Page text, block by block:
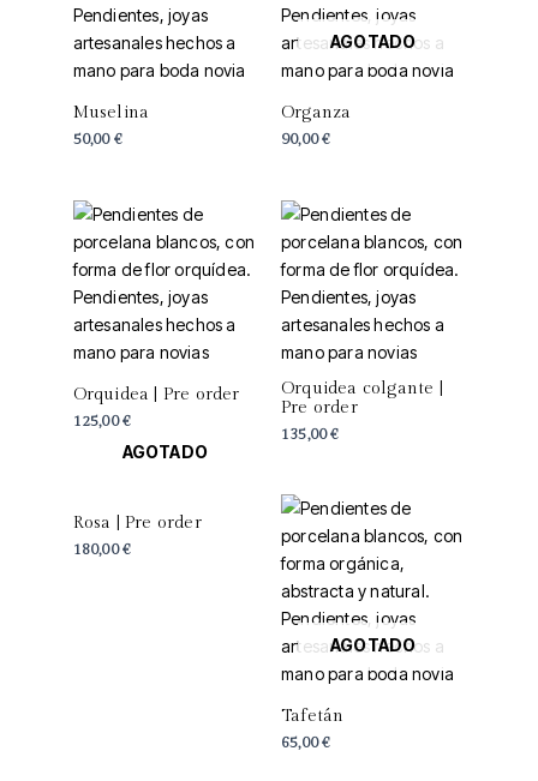
Muselina
50,00 €
AGOTADO
Organza
90,00€
Orquidea | Pre order
125,00€
Orquidea colgante |
Pre order
135,00€
AGOTADO
Rosa | Pre order
180,00€
AGOTADO
Tafetán
65,00€